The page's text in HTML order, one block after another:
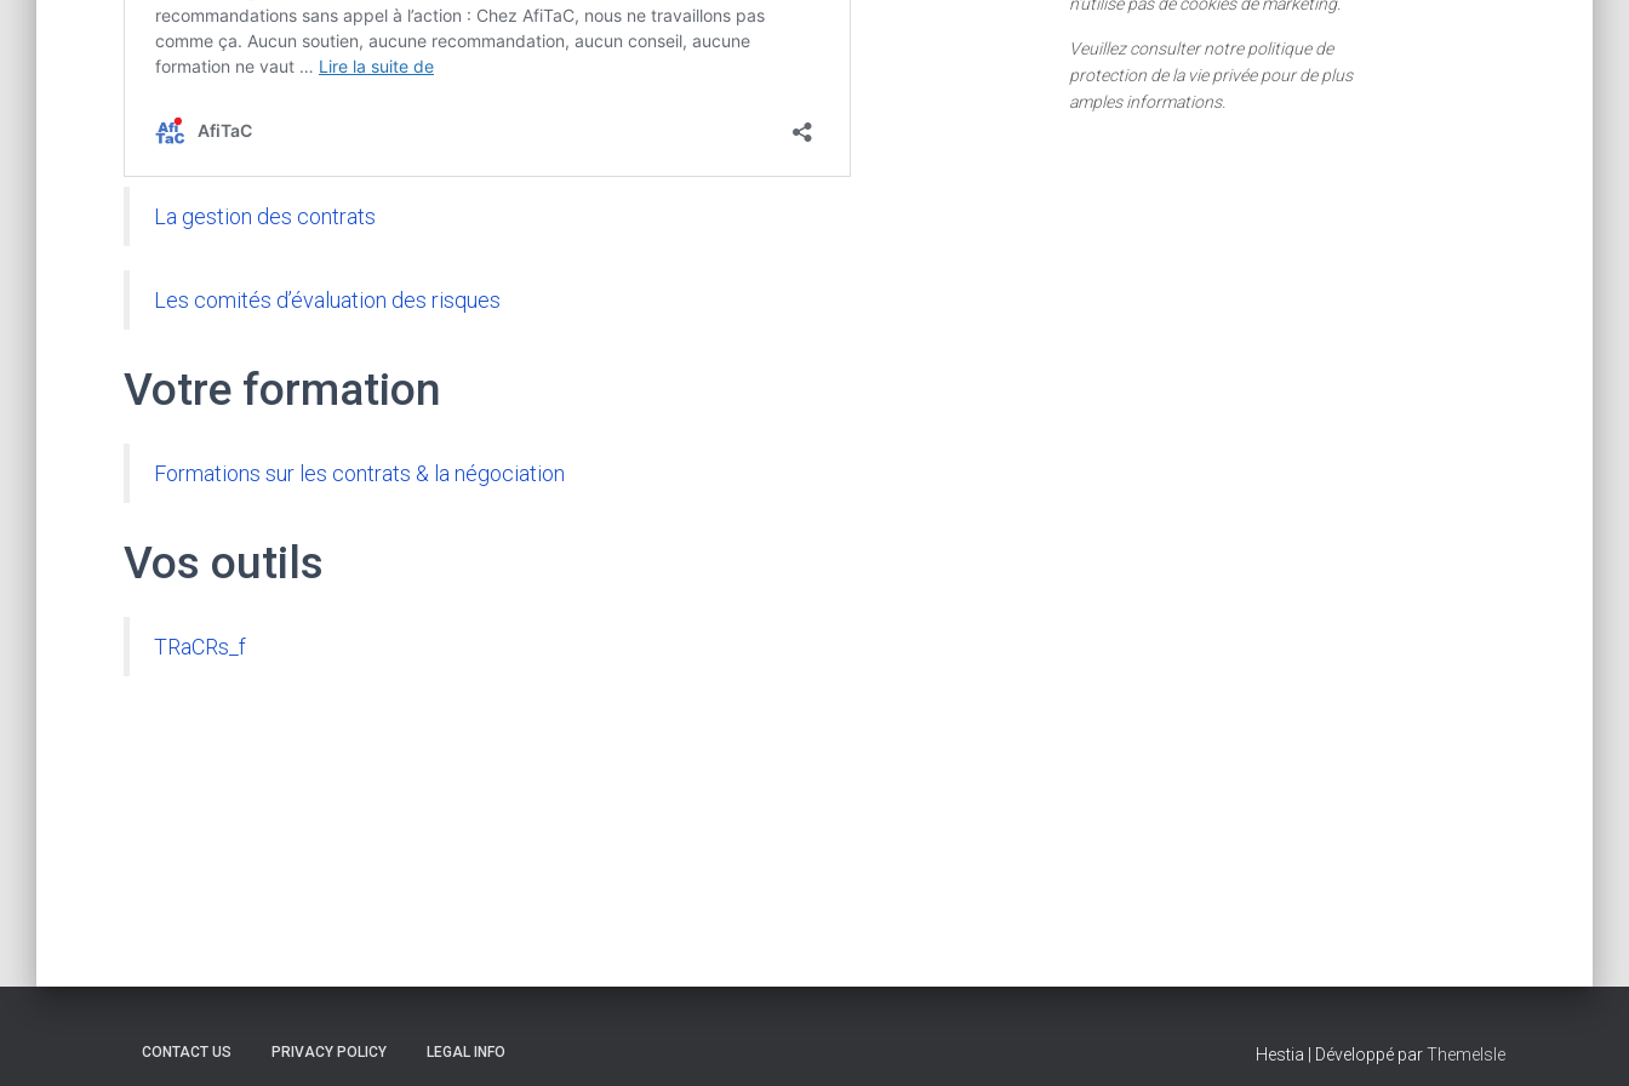
La gestion des contrats
Les comités d’évaluation des risques
Votre formation
Formations sur les contrats & la négociation
Vos outils
TRaCRs_f
Veuillez consulter notre politique de
protection de la vie privée pour de plus
amples informations.
CONTACT US PRIVACY POLICY LEGAL INFO Hestia | Développé parThemeIsle